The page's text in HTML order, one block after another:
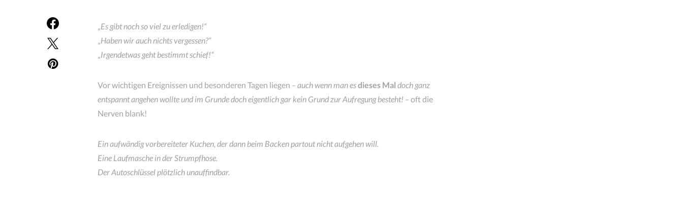
„Es gibt noch so viel zu erledigen!“
„Haben wir auch nichts vergessen?“
„Irgendetwas geht bestimmt schief!“
Vor wichtigen Ereignissen und besonderen Tagen liegen – auch wenn man esdieses Mal doch ganz
entspannt angehen wollte und im Grunde doch eigentlich gar kein Grund zur Aufregung besteht! – oft die
Nerven blank!
Ein aufwändig vorbereiteter Kuchen, der dann beim Backen partout nicht aufgehen will.
Eine Laufmasche in der Strumpfhose.
Der Autoschlüssel plötzlich unauffindbar.